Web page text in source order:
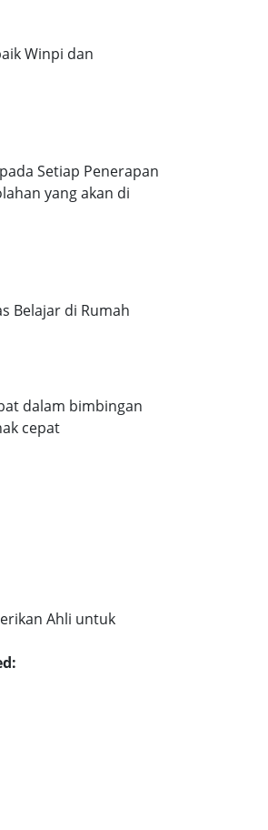
Winpi dan
Setiap Penerapan
yang akan di
Belajar di Rumah
dalam bimbingan
cepat
Ahli untuk